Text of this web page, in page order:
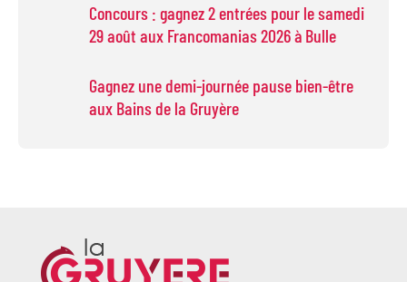
Concours : gagnez 2 entrées pour le samedi
29 août aux Francomanias 2026 à Bulle
Gagnez une demi-journée pause bien-être
aux Bains de la Gruyère